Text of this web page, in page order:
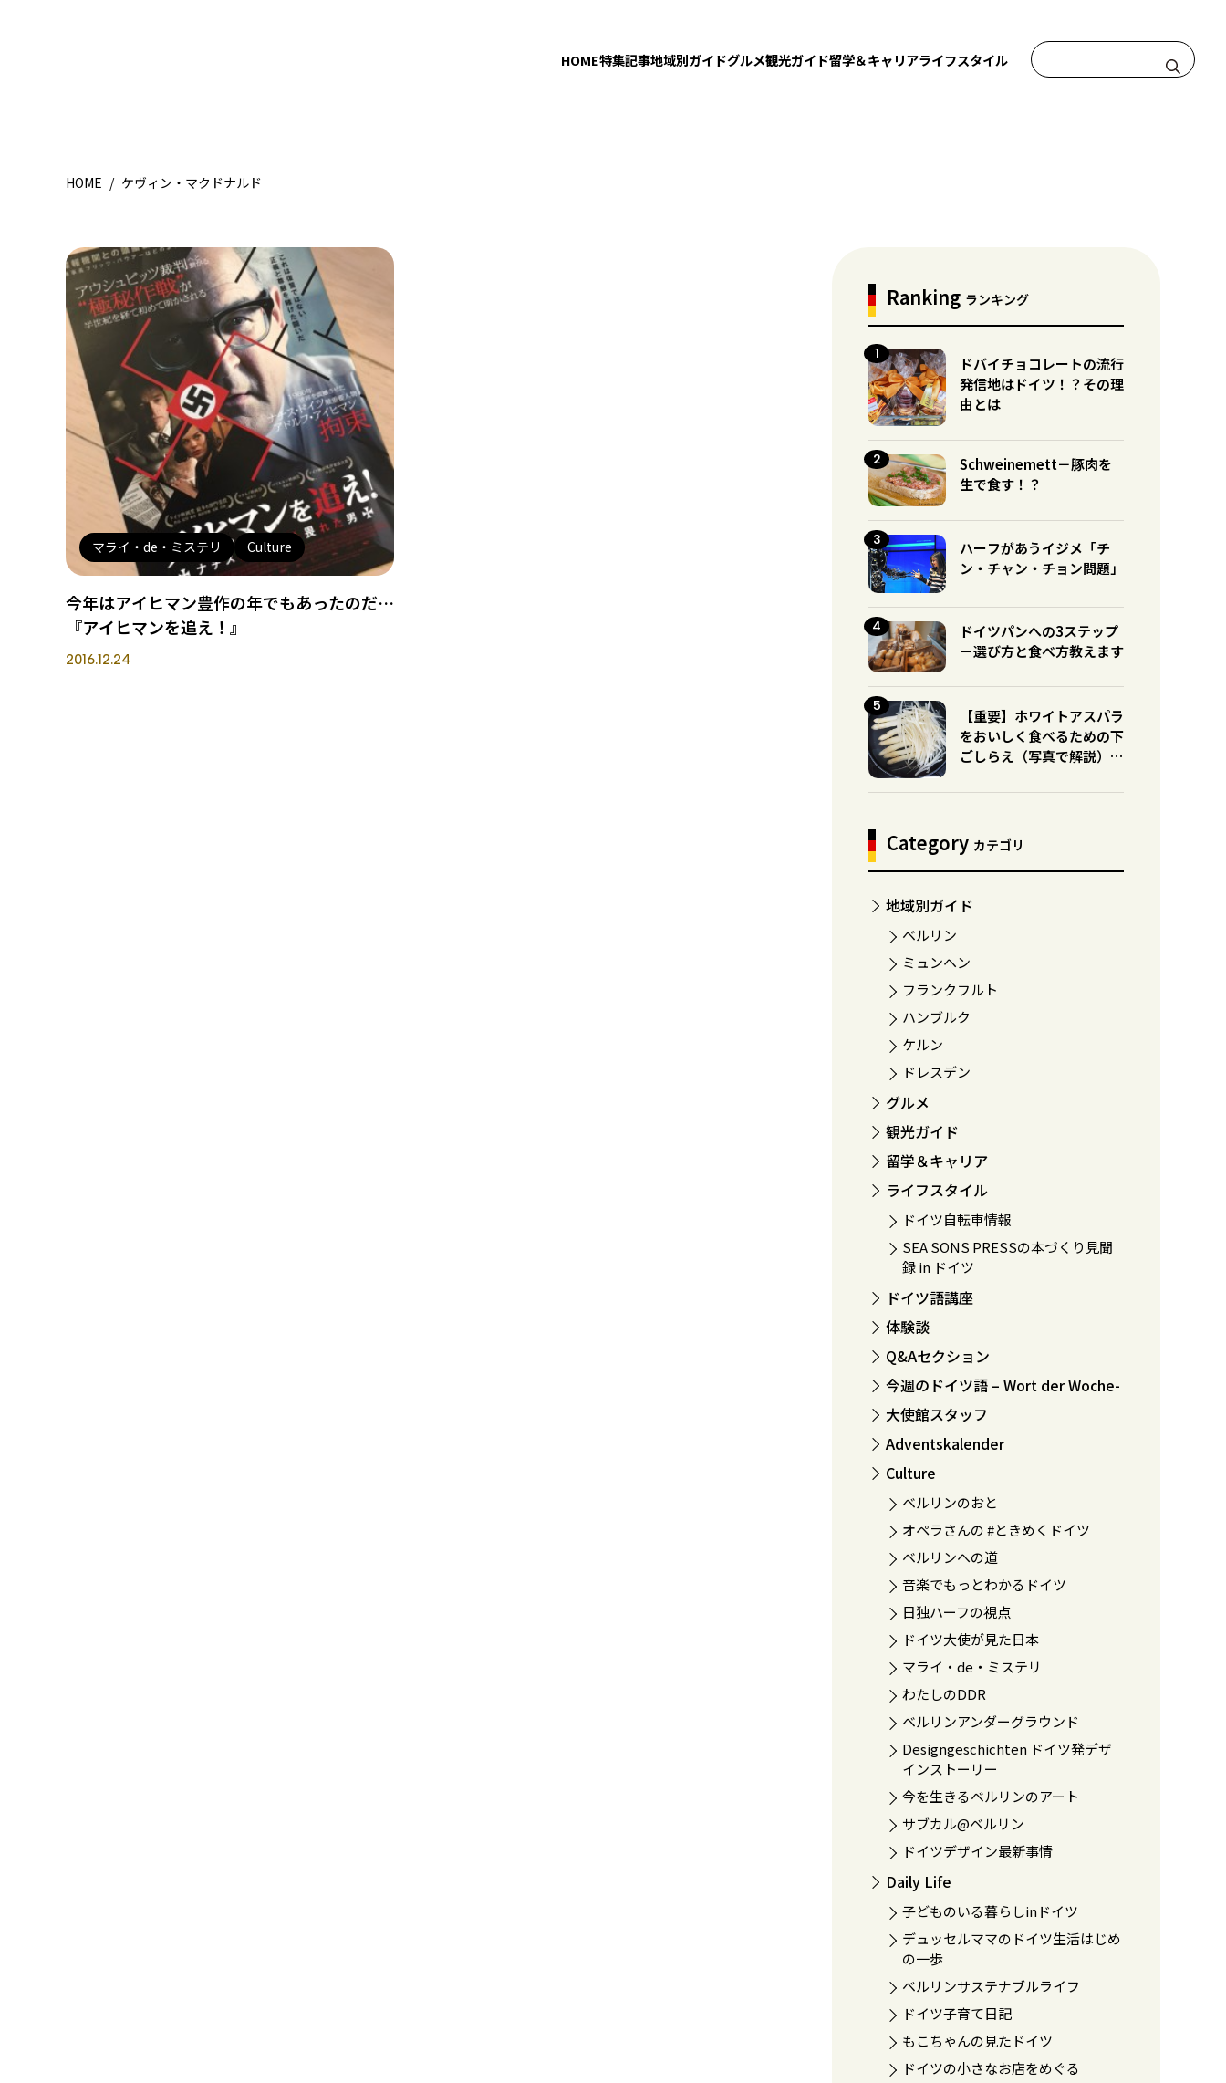
HOME特集記事地域別ガイドグルメ観光ガイド留学＆キャリアライフスタイル
HOME / ケヴィン・マクドナルド
マライ・de・ミステリ Culture
今年はアイヒマン豊作の年でもあったのだ…
『アイヒマンを追え！』
2016.12.24
Ranking ランキング
ドバイチョコレートの流行
発信地はドイツ！？その理
由とは
Schweinemett－豚肉を
生で食す！？
ハーフがあうイジメ「チ
ン・チャン・チョン問題」
ドイツパンへの3ステップ
－選び方と食べ方教えます
【重要】ホワイトアスパラ
をおいしく食べるための下
ごしらえ（写真で解説）※
Category カテゴリ
地域別ガイド
ベルリン
ミュンヘン
フランクフルト
ハンブルク
ケルン
ドレスデン
グルメ
観光ガイド
留学＆キャリア
ライフスタイル
ドイツ自転車情報
SEA SONS PRESSの本づくり見聞
録 in ドイツ
ドイツ語講座
体験談
Q&Aセクション
今週のドイツ語 – Wort der Woche-
大使館スタッフ
Adventskalender
Culture
ベルリンのおと
オペラさんの #ときめくドイツ
ベルリンへの道
音楽でもっとわかるドイツ
日独ハーフの視点
ドイツ大使が見た日本
マライ・de・ミステリ
わたしのDDR
ベルリンアンダーグラウンド
Designgeschichten ドイツ発デザ
インストーリー
今を生きるベルリンのアート
サブカル@ベルリン
ドイツデザイン最新事情
Daily Life
子どものいる暮らしinドイツ
デュッセルママのドイツ生活はじめ
の一歩
ベルリンサステナブルライフ
ドイツ子育て日記
もこちゃんの見たドイツ
ドイツの小さなお店をめぐる